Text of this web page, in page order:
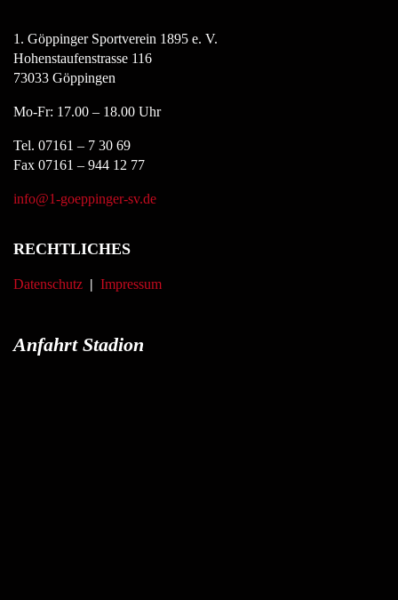
1. Göppinger Sportverein 1895 e. V.
Hohenstaufenstrasse 116
73033 Göppingen
Mo-Fr: 17.00 – 18.00 Uhr
Tel. 07161 – 7 30 69
Fax 07161 – 944 12 77
info@1-goeppinger-sv.de
RECHTLICHES
Datenschutz | Impressum
Anfahrt Stadion